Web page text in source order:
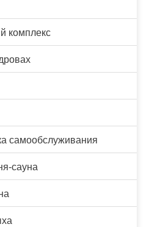
комплекс
самообслуживания
сауна